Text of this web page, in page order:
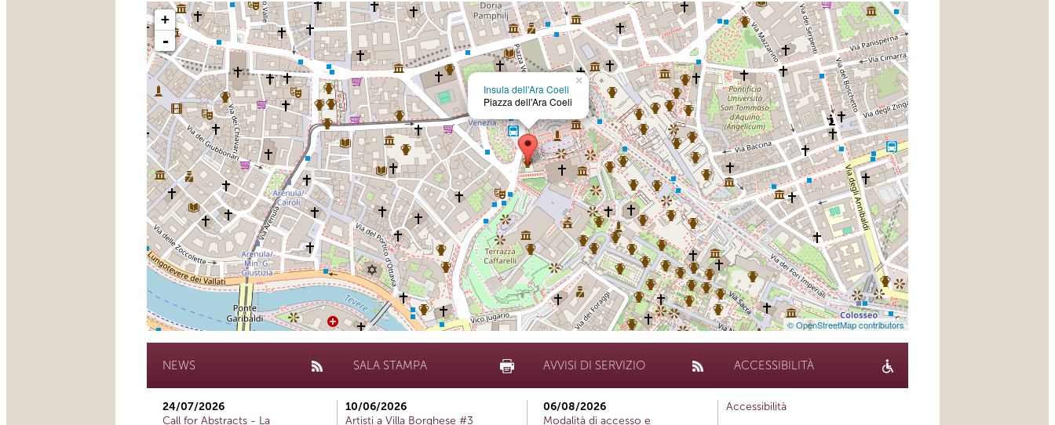
×
Insula dell'Ara Coeli
Piazza dell'Ara Coeli
+
-
© OpenStreetMap contributors
NEWS
24/07/2026
Call for Abstracts - La
SALA STAMPA
10/06/2026
Artisti a Villa Borghese #3
AVVISI DI SERVIZIO
06/08/2026
Modalità di accesso e
ACCESSIBILITÀ
Accessibilità